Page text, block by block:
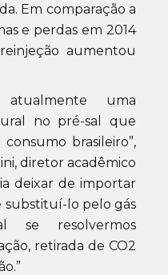
Em comparação a
e perdas em 2014
aumentou
uma
no pré-sal que
brasileiro”,
diretor acadêmico
deixar de importar
substituí-lo pelo gás
se resolvermos
retirada de CO2